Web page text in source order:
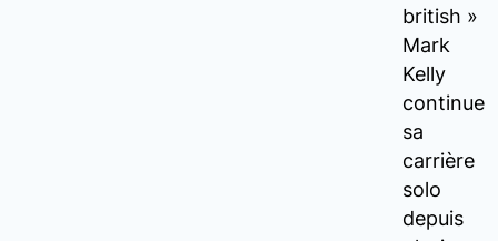
british »
Mark
Kelly
continue
sa
carrière
solo
depuis